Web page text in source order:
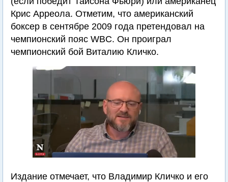
Крис Арреола. Отметим, что американский
боксер в сентябре 2009 года претендовал на
чемпионский пояс WBC. Он проиграл
чемпионский бой Виталию Кличко.
Издание отмечает, что Владимир Кличко и его